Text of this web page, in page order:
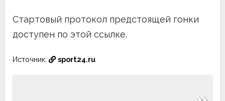
Стартовый протокол предстоящей гонки
доступен по этой ссылке.
Источник: sport24.ru